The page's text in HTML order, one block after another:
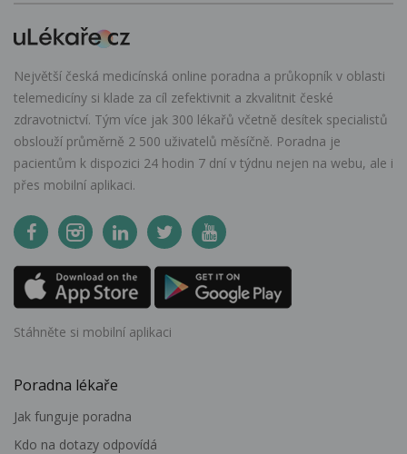
Největší česká medicínská online poradna a průkopník v oblasti
telemedicíny si klade za cíl zefektivnit a zkvalitnit české
zdravotnictví. Tým více jak 300 lékařů včetně desítek specialistů
obslouží průměrně 2 500 uživatelů měsíčně. Poradna je
pacientům k dispozici 24 hodin 7 dní v týdnu nejen na webu, ale i
přes mobilní aplikaci.
Stáhněte si mobilní aplikaci
Poradna lékaře
Jak funguje poradna
Kdo na dotazy odpovídá